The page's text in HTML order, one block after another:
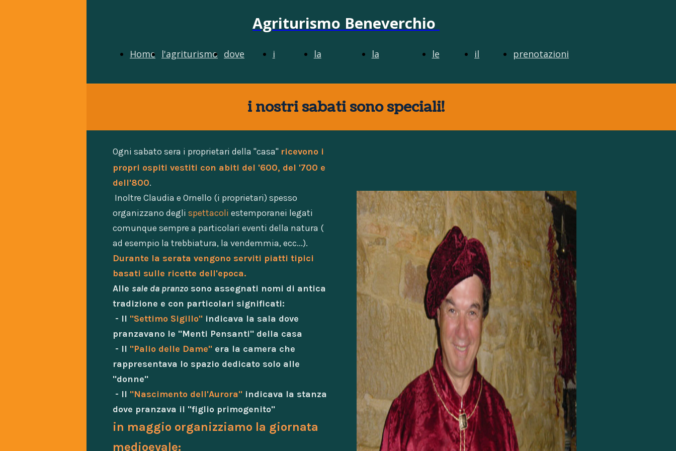
Agriturismo Beneverchio
Home l'agriturismo dove i la la le il prenotazioni
i nostri sabati sono speciali!
Ogni sabato sera i proprietari della "casa" ricevono i
propri ospiti vestiti con abiti del '600, del '700 e
dell'800.
Inoltre Claudia e Ornello (i proprietari) spesso
organizzano degli spettacoli estemporanei legati
comunque sempre a particolari eventi della natura (
ad esempio la trebbiatura, la vendemmia, ecc...).
Durante la serata vengono serviti piatti tipici
basati sulle ricette dell'epoca.
Alle sale da pranzo sono assegnati nomi di antica
tradizione e con particolari significati:
- Il "Settimo Sigillo" indicava la sala dove
pranzavano le "Menti Pensanti" della casa
- Il "Palio delle Dame" era la camera che
rappresentava lo spazio dedicato solo alle
"donne"
- ll "Nascimento dell'Aurora" indicava la stanza
dove pranzava il "figlio primogenito"
in maggio organizziamo la giornata
medioevale: